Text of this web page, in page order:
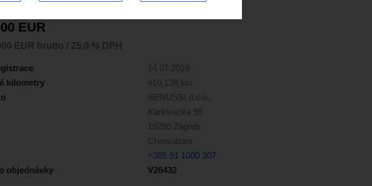
EUR
EUR brutto / 25.0 % DPH
14.07.2016
kilometry
416,138 km
BENUSSI d.o.o.
Karlovacka 98
10250 Zagreb
Chorvatsko
+385 91 1000 307
objednávky
V26432